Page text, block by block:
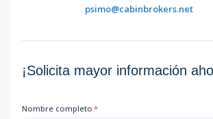
psimo@cabinbrokers.net
¡Solicita mayor información
Nombre completo *